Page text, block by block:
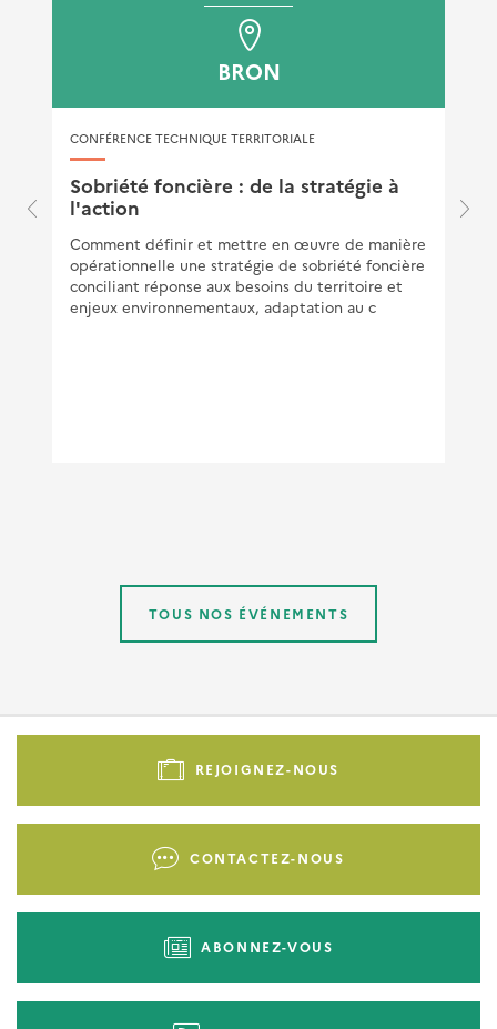
BRON
CONFÉRENCE TECHNIQUE TERRITORIALE
Sobriété foncière : de la stratégie à
l'action
Comment définir et mettre en œuvre de manière
opérationnelle une stratégie de sobriété foncière
conciliant réponse aux besoins du territoire et
enjeux environnementaux, adaptation au c
TOUS NOS ÉVÉNEMENTS
Pied
-
REJOIGNEZ-NOUS
CONTACTEZ-NOUS
ABONNEZ-VOUS